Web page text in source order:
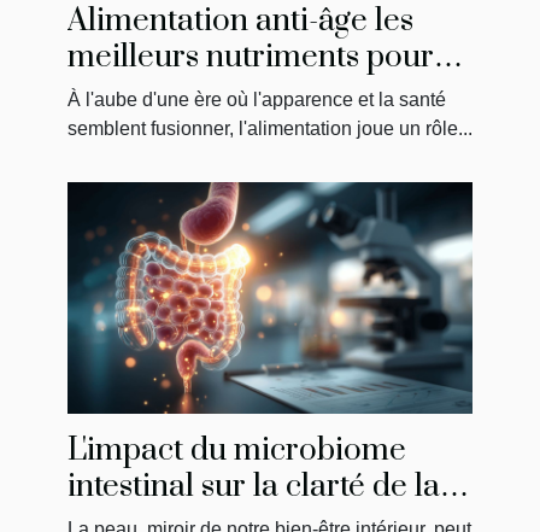
Alimentation anti-âge les
meilleurs nutriments pour
une peau jeune et saine
À l'aube d'une ère où l'apparence et la santé
semblent fusionner, l'alimentation joue un rôle...
L'impact du microbiome
intestinal sur la clarté de la
peau